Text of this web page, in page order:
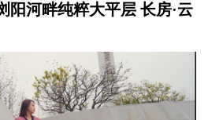
阳河畔纯粹大平层 长房·云